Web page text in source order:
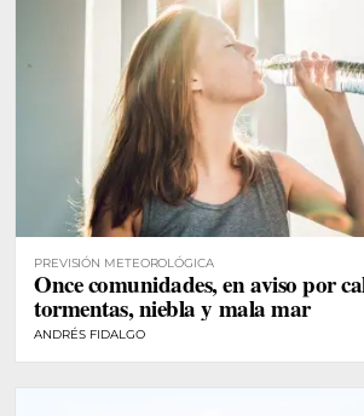
PREVISIÓN METEOROLÓGICA
Once comunidades, en aviso por
tormentas, niebla y mala mar
ANDRÉS FIDALGO